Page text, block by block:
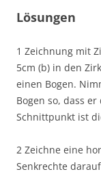
Lösungen
1 Zeichnung mit
5cm (b) in den
einen Bogen.
Bogen so, dass
Schnittpunkt ist
2 Zeichne eine
Senkrechte